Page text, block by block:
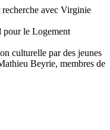
recherche avec Virginie
le Logement
culturelle par des jeunes
Beyrie, membres de